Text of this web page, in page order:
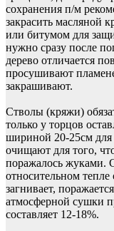
сохранения п/м
закрасить масляной
или битумом для
нужно сразу после
дерево отличается
просушивают
закрашивают.
Стволы (кряжи)
только у торцов
шириной 20-25см для
очищают для того,
поражалось жуками.
относительном
загнивает,
атмосферной сушки
составляет 12-18%.